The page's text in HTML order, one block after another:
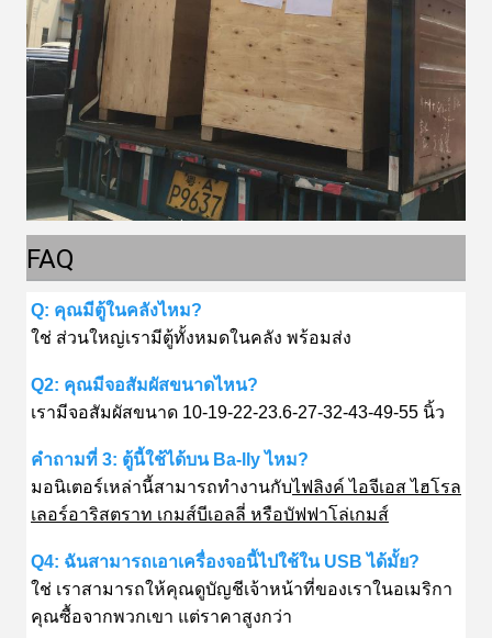
FAQ
Q: คุณมีตู้ในคลังไหม?
ใช่ ส่วนใหญ่เรามีตู้ทั้งหมดในคลัง พร้อมส่ง
Q2: คุณมีจอสัมผัสขนาดไหน?
เรามีจอสัมผัสขนาด 10-19-22-23.6-27-32-43-49-55 นิ้ว
คําถามที่ 3: ตู้นี้ใช้ได้บน Ba-lly ไหม?
มอนิเตอร์เหล่านี้สามารถทํางานกับไฟลิงค์ ไอจีเอส ไฮโรล
เลอร์อาริสตราท เกมส์บีเอลลี่ หรือบัฟฟาโล่เกมส์
Q4: ฉันสามารถเอาเครื่องจอนี้ไปใช้ใน USB ได้มั้ย?
ใช่ เราสามารถให้คุณดูบัญชีเจ้าหน้าที่ของเราในอเมริกา
คุณซื้อจากพวกเขา แต่ราคาสูงกว่า